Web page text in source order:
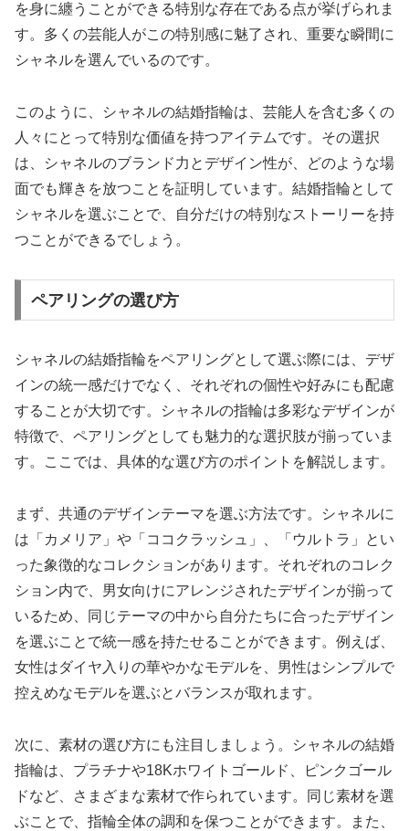
を身に纏うことができる特別な存在である点が挙げられま
す。多くの芸能人がこの特別感に魅了され、重要な瞬間に
シャネルを選んでいるのです。
このように、シャネルの結婚指輪は、芸能人を含む多くの
人々にとって特別な価値を持つアイテムです。その選択
は、シャネルのブランド力とデザイン性が、どのような場
面でも輝きを放つことを証明しています。結婚指輪として
シャネルを選ぶことで、自分だけの特別なストーリーを持
つことができるでしょう。
ペアリングの選び方
シャネルの結婚指輪をペアリングとして選ぶ際には、デザ
インの統一感だけでなく、それぞれの個性や好みにも配慮
することが大切です。シャネルの指輪は多彩なデザインが
特徴で、ペアリングとしても魅力的な選択肢が揃っていま
す。ここでは、具体的な選び方のポイントを解説します。
まず、共通のデザインテーマを選ぶ方法です。シャネルに
は「カメリア」や「ココクラッシュ」、「ウルトラ」とい
った象徴的なコレクションがあります。それぞれのコレク
ション内で、男女向けにアレンジされたデザインが揃って
いるため、同じテーマの中から自分たちに合ったデザイン
を選ぶことで統一感を持たせることができます。例えば、
女性はダイヤ入りの華やかなモデルを、男性はシンプルで
控えめなモデルを選ぶとバランスが取れます。
次に、素材の選び方にも注目しましょう。シャネルの結婚
指輪は、プラチナや18Kホワイトゴールド、ピンクゴール
ドなど、さまざまな素材で作られています。同じ素材を選
ぶことで、指輪全体の調和を保つことができます。また、